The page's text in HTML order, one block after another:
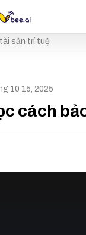
sản trí tuệ
10 15, 2025
cách